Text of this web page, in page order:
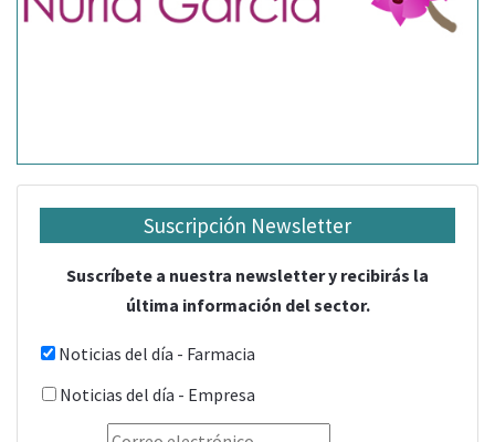
Suscripción Newsletter
Suscríbete a nuestra newsletter y recibirás la
última información del sector.
Noticias del día - Farmacia
Noticias del día - Empresa